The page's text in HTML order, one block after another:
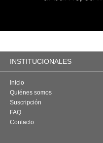
INSTITUCIONALES
Inicio
Quiénes somos
Suscripción
FAQ
Contacto